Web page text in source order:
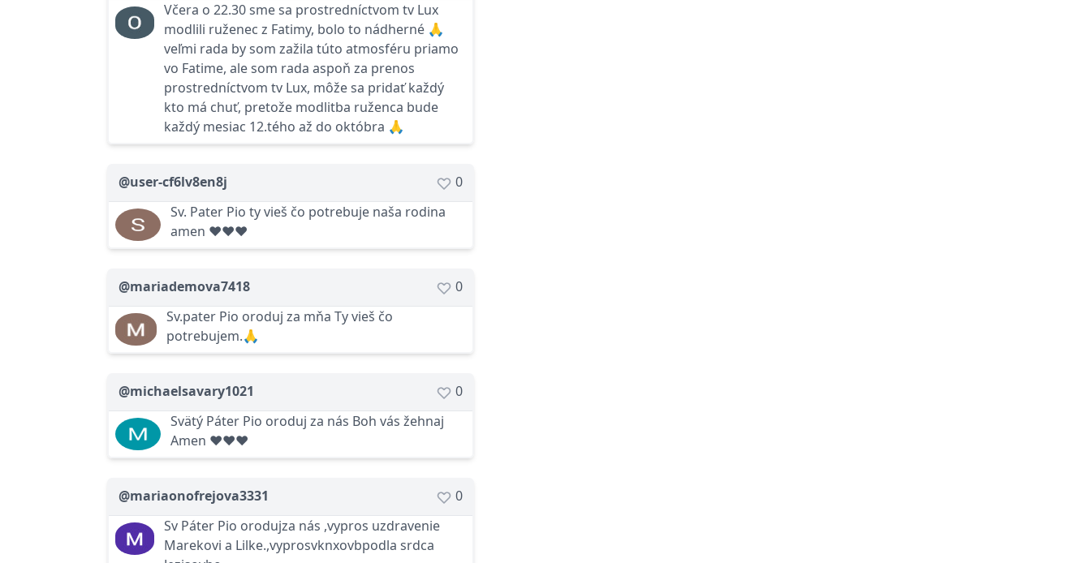
Včera o 22.30 sme sa prostredníctvom tv Lux
modlili ruženec z Fatimy, bolo to nádherné 🙏
veľmi rada by som zažila túto atmosféru priamo
vo Fatime, ale som rada aspoň za prenos
prostredníctvom tv Lux, môže sa pridať každý
kto má chuť, pretože modlitba ruženca bude
každý mesiac 12.tého až do októbra 🙏
@user-cf6lv8en8j
0
Sv. Pater Pio ty vieš čo potrebuje naša rodina
amen ❤❤❤
@mariademova7418
0
Sv.pater Pio oroduj za mňa Ty vieš čo
potrebujem.🙏
@michaelsavary1021
0
Svätý Páter Pio oroduj za nás Boh vás žehnaj
Amen ❤❤❤
@mariaonofrejova3331
0
Sv Páter Pio orodujza nás ,vypros uzdravenie
Marekovi a Lilke.,vyprosvknxovbpodla srdca